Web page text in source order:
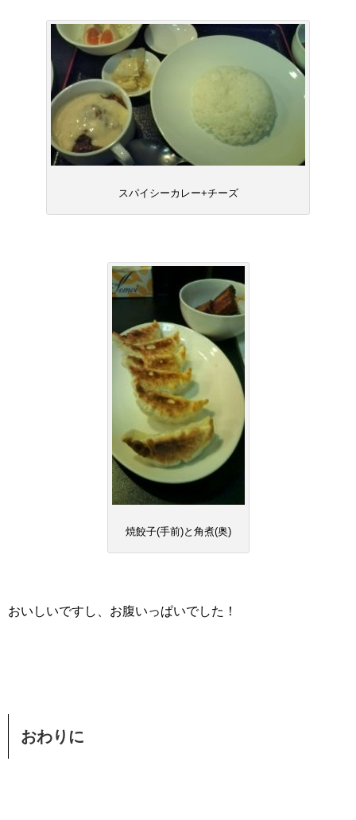
スパイシーカレー+チーズ
焼餃子(手前)と角煮(奥)
おいしいですし、お腹いっぱいでした！
おわりに